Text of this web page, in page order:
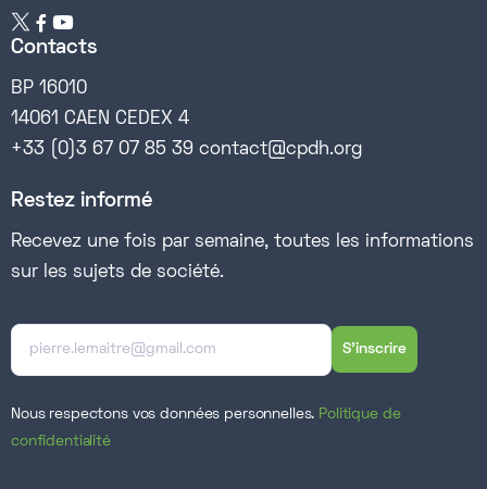
 
Contacts
BP 16010
14061 CAEN CEDEX 4
+33 (0)3 67 07 85 39 contact@cpdh.org
Restez informé
Recevez une fois par semaine, toutes les informations
sur les sujets de société.
Nous respectons vos données personnelles. Politique de
confidentialité